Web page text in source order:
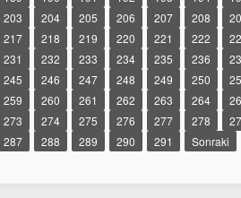
203 204 205 206 207 208
217 218 219 220 221 222
231 232 233 234 235 236
245 246 247 248 249 250
259 260 261 262 263 264
273 274 275 276 277 278
287 288 289 290 291 Sonraki